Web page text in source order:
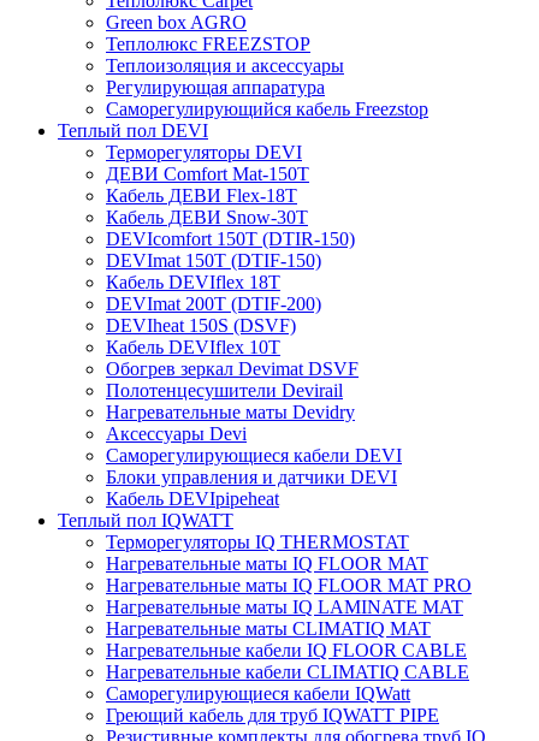
Green box AGRO
Теплолюкс FREEZSTOP
Теплоизоляция и аксессуары
Регулирующая аппаратура
Cаморегулирующийся кабель Freezstop
Теплый пол DEVI
Терморегуляторы DEVI
ДЕВИ Comfort Mat-150T
Кабель ДЕВИ Flex-18T
Кабель ДЕВИ Snow-30T
DEVIcomfort 150T (DTIR-150)
DEVImat 150T (DTIF-150)
Кабель DEVIflex 18T
DEVImat 200T (DTIF-200)
DEVIheat 150S (DSVF)
Кабель DEVIflex 10T
Обогрев зеркал Devimat DSVF
Полотенцесушители Devirail
Нагревательные маты Devidry
Аксессуары Devi
Саморегулирующиеся кабели DEVI
Блоки управления и датчики DEVI
Кабель DEVIpipeheat
Теплый пол IQWATT
Терморегуляторы IQ THERMOSTAT
Нагревательные маты IQ FLOOR MAT
Нагревательные маты IQ FLOOR MAT PRO
Нагревательные маты IQ LAMINATE MAT
Нагревательные маты CLIMATIQ MAT
Нагревательные кабели IQ FLOOR CABLE
Нагревательные кабели CLIMATIQ CABLE
Саморегулирующиеся кабели IQWatt
Греющий кабель для труб IQWATT PIPE
Резистивные комплекты для обогрева труб IQ